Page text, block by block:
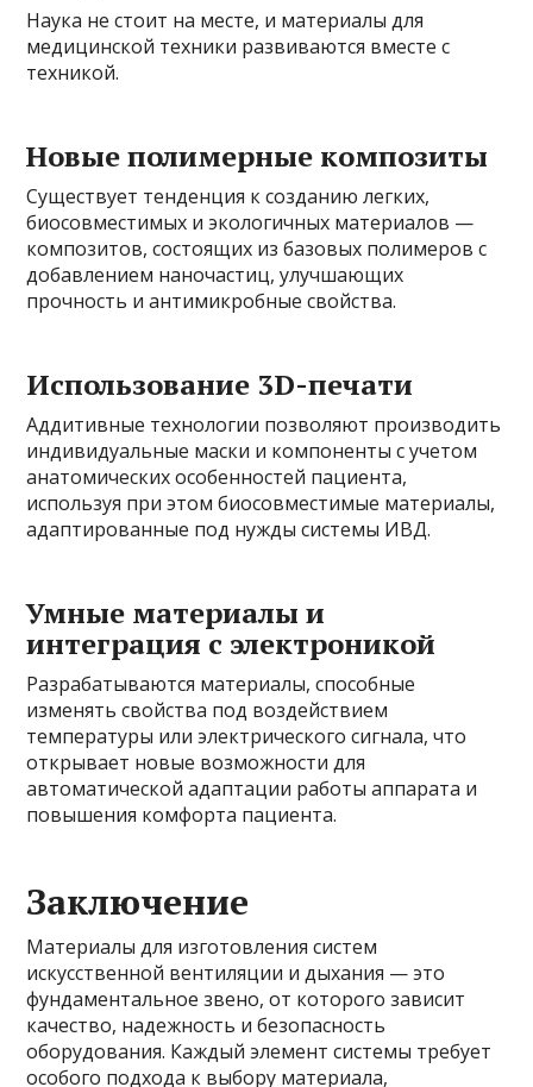
Наука не стоит на месте, и материалы для
медицинской техники развиваются вместе с
техникой.
Новые полимерные композиты
Существует тенденция к созданию легких,
биосовместимых и экологичных материалов —
композитов, состоящих из базовых полимеров с
добавлением наночастиц, улучшающих
прочность и антимикробные свойства.
Использование 3D-печати
Аддитивные технологии позволяют производить
индивидуальные маски и компоненты с учетом
анатомических особенностей пациента,
используя при этом биосовместимые материалы,
адаптированные под нужды системы ИВД.
Умные материалы и
интеграция с электроникой
Разрабатываются материалы, способные
изменять свойства под воздействием
температуры или электрического сигнала, что
открывает новые возможности для
автоматической адаптации работы аппарата и
повышения комфорта пациента.
Заключение
Материалы для изготовления систем
искусственной вентиляции и дыхания — это
фундаментальное звено, от которого зависит
качество, надежность и безопасность
оборудования. Каждый элемент системы требует
особого подхода к выбору материала,